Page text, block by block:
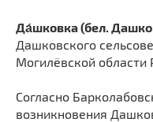
Да́шковка (бел.
Дашковского
Могилёвской области
Согласно
возникновения